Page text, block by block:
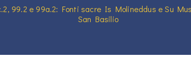
99.2 e 99a.2: Fonti sacre Is Molineddus e Su
San Basilio